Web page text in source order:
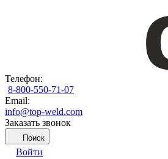
Телефон:
8-800-550-71-07
Email:
info@top-weld.com
Заказать звонок
Поиск
Войти